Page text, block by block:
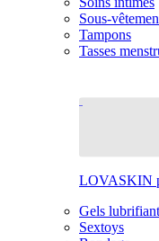
Sous-
Tampons
Tasses
LOVASKIN
Gels
Sextoys